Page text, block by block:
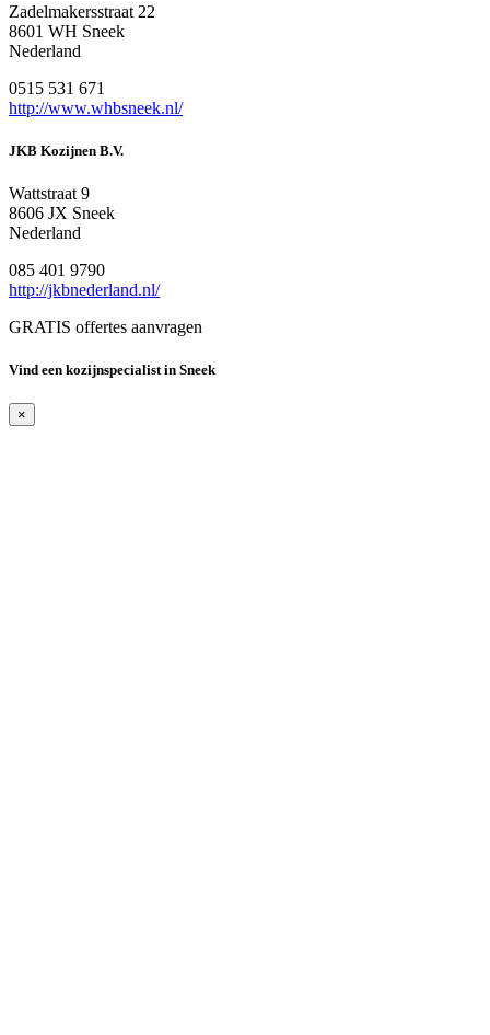
Zadelmakersstraat 22
8601 WH Sneek
Nederland
0515 531 671
http://www.whbsneek.nl/
JKB Kozijnen B.V.
Wattstraat 9
8606 JX Sneek
Nederland
085 401 9790
http://jkbnederland.nl/
GRATIS offertes aanvragen
Vind een kozijnspecialist in Sneek
×